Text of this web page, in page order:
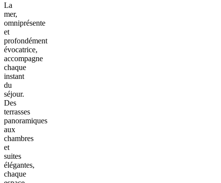
La
mer,
omniprésente
et
profondément
évocatrice,
accompagne
chaque
instant
du
séjour.
Des
terrasses
panoramiques
aux
chambres
et
suites
élégantes,
chaque